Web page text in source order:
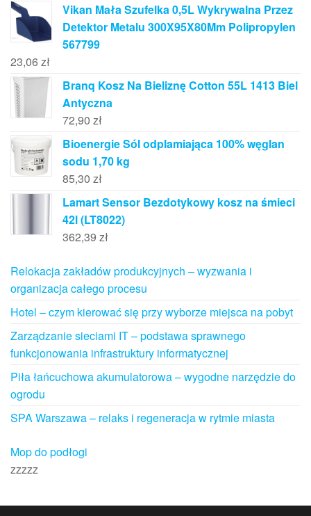
Vikan Mała Szufelka 0,5L Wykrywalna Przez
Detektor Metalu 300X95X80Mm Polipropylen
567799
23,06 zł
Branq Kosz Na Bieliznę Cotton 55L 1413 Biel
Antyczna
72,90 zł
Bioenergie Sól odplamiająca 100% węglan
sodu 1,70 kg
85,30 zł
Lamart Sensor Bezdotykowy kosz na śmieci
42l (LT8022)
362,39 zł
Relokacja zakładów produkcyjnych – wyzwania i
organizacja całego procesu
Hotel – czym kierować się przy wyborze miejsca na pobyt
Zarządzanie sieciami IT – podstawa sprawnego
funkcjonowania infrastruktury informatycznej
Piła łańcuchowa akumulatorowa – wygodne narzędzie do
ogrodu
SPA Warszawa – relaks i regeneracja w rytmie miasta
Mop do podłogi
zzzzz